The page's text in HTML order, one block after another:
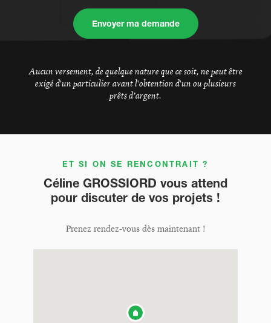
Envoyer ma demande
Aucun versement, de quelque nature que ce soit, ne peut être
exigé d'un particulier avant l'obtention d'un ou plusieurs
prêts d’argent.
ET SI ON SE RENCONTRAIT ?
Céline GROSSIORD vous attend
pour discuter de vos projets !
Prenez rendez-vous dès maintenant !